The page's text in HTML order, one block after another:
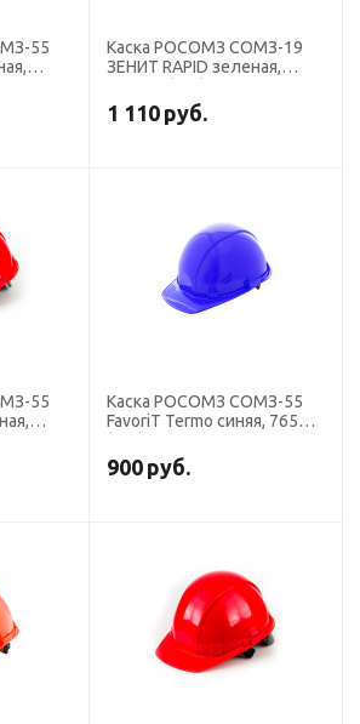
55
Каска РОСОМЗ СОМЗ-19
ЗЕНИТ RAPID зеленая,
1 110 руб.
55
Каска РОСОМЗ СОМЗ-55
FavoriT Termo синяя, 76518
900 руб.